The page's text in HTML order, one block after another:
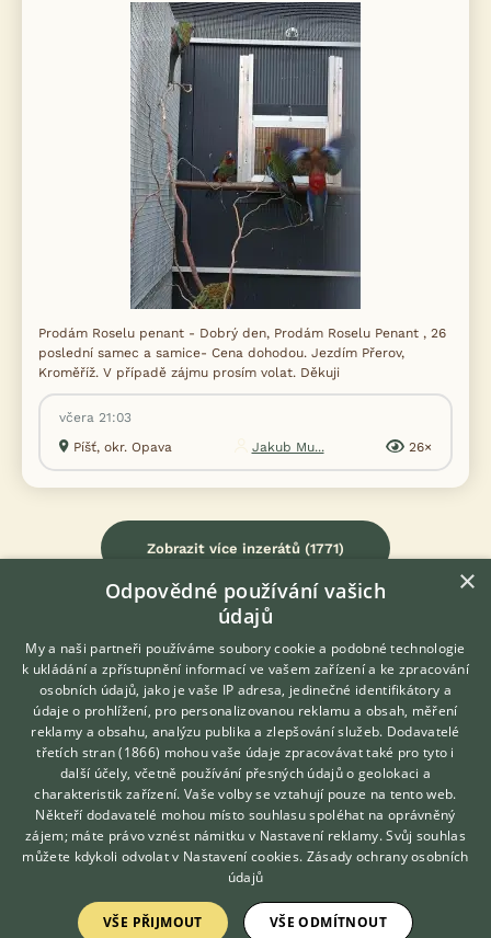
Prodám Roselu penant - Dobrý den, Prodám Roselu Penant , 26
poslední samec a samice- Cena dohodou. Jezdím Přerov,
Kroměříž. V případě zájmu prosím volat. Děkuji
včera 21:03
Píšť, okr. Opava
Jakub Mu... 26×
Zobrazit více inzerátů (1771)
KONTAKT DO REDAKCE WEBU
redakce@ifauna.cz
nonstop
INZERCE
DISKUSE
ČLÁNKY
Hledáte zvířecího kamaráda?
Zdarma vám poradí
VETERINÁŘ ONLINE
KONZULTOVAT S
VETERINÁŘEM
×
Odpovědné používání vašich
údajů
My a naši partneři používáme soubory cookie a podobné technologie
k ukládání a zpřístupnění informací ve vašem zařízení a ke zpracování
osobních údajů, jako je vaše IP adresa, jedinečné identifikátory a
údaje o prohlížení, pro personalizovanou reklamu a obsah, měření
reklamy a obsahu, analýzu publika a zlepšování služeb. Dodavatelé
třetích stran (1866) mohou vaše údaje zpracovávat také pro tyto i
další účely, včetně používání přesných údajů o geolokaci a
charakteristik zařízení. Vaše volby se vztahují pouze na tento web.
Někteří dodavatelé mohou místo souhlasu spoléhat na oprávněný
zájem; máte právo vznést námitku v Nastavení reklamy. Svůj souhlas
můžete kdykoli odvolat v Nastavení cookies. Zásady ochrany osobních
údajů
VŠE PŘIJMOUT VŠE ODMÍTNOUT